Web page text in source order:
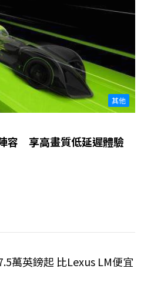
其他
容 享高畫質低延遲體驗
萬英鎊起 比Lexus LM便宜